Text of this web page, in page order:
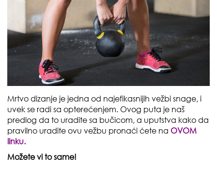
Mrtvo dizanje je jedna od najefikasnijih vežbi snage, i
uvek se radi sa opterećenjem. Ovog puta je naš
predlog da to uradite sa bučicom, a uputstva kako da
pravilno uradite ovu vežbu pronaći ćete na OVOM
linku.
Možete vi to same!